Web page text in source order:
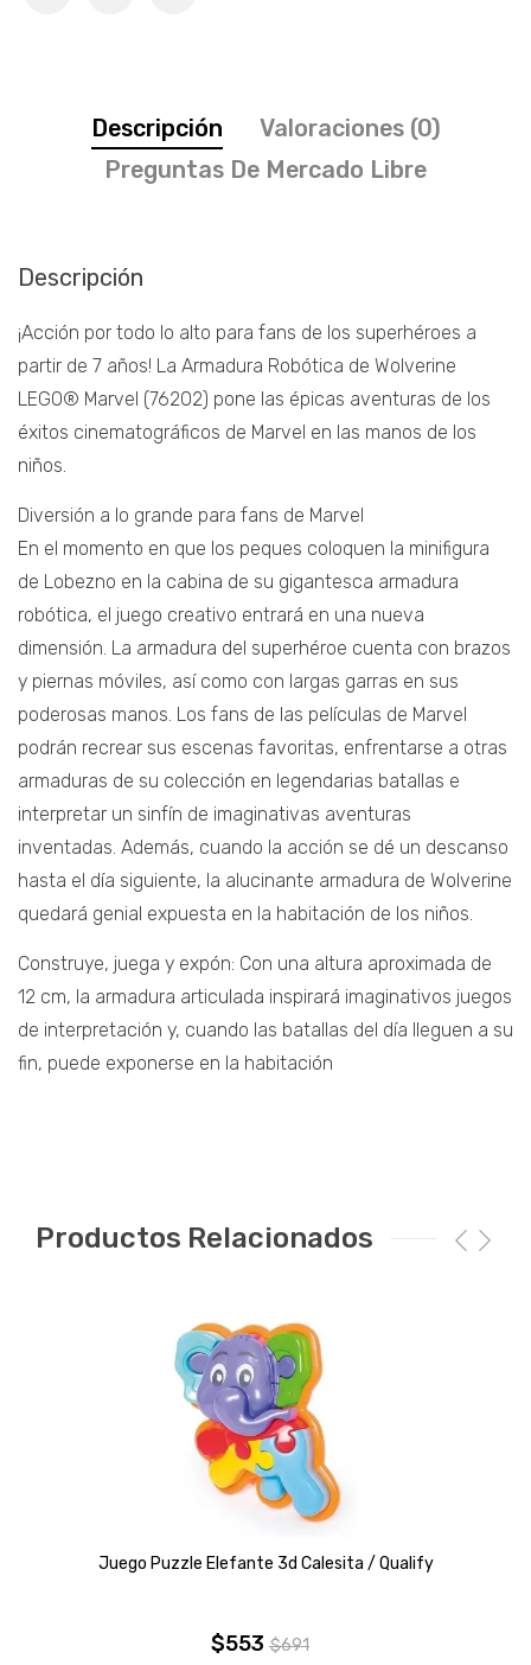
Descripción
Valoraciones (0)
Preguntas De Mercado Libre
Descripción
¡Acción por todo lo alto para fans de los superhéroes a
partir de 7 años! La Armadura Robótica de Wolverine
LEGO® Marvel (76202) pone las épicas aventuras de los
éxitos cinematográficos de Marvel en las manos de los
niños.
Diversión a lo grande para fans de Marvel
En el momento en que los peques coloquen la minifigura
de Lobezno en la cabina de su gigantesca armadura
robótica, el juego creativo entrará en una nueva
dimensión. La armadura del superhéroe cuenta con brazos
y piernas móviles, así como con largas garras en sus
poderosas manos. Los fans de las películas de Marvel
podrán recrear sus escenas favoritas, enfrentarse a otras
armaduras de su colección en legendarias batallas e
interpretar un sinfín de imaginativas aventuras
inventadas. Además, cuando la acción se dé un descanso
hasta el día siguiente, la alucinante armadura de Wolverine
quedará genial expuesta en la habitación de los niños.
Construye, juega y expón: Con una altura aproximada de
12 cm, la armadura articulada inspirará imaginativos juegos
de interpretación y, cuando las batallas del día lleguen a su
fin, puede exponerse en la habitación
Productos Relacionados
Juego Puzzle Elefante 3d Calesita / Qualify
$691
$553